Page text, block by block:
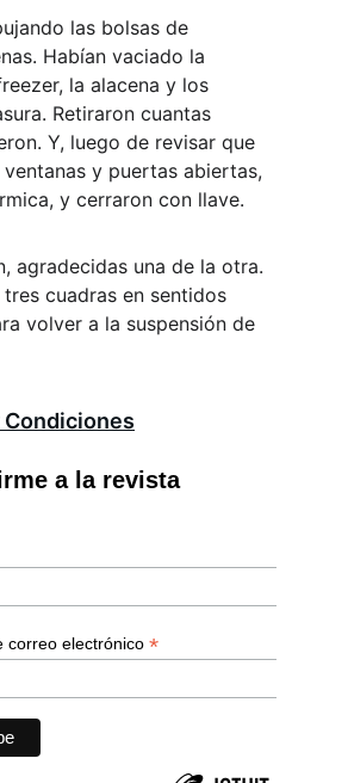
las bolsas de
Habían vaciado la
la alacena y los
Retiraron cuantas
Y, luego de revisar que
y puertas abiertas,
y cerraron con llave.
agradecidas una de la otra.
cuadras en sentidos
volver a la suspensión de